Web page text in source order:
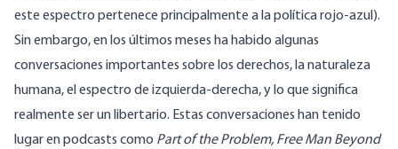
este espectro pertenece principalmente a la política rojo-azul).
Sin embargo, en los últimos meses ha habido algunas
conversaciones importantes sobre los derechos, la naturaleza
humana, el espectro de izquierda-derecha, y lo que significa
realmente ser un libertario. Estas conversaciones han tenido
lugar en podcasts como Part of the Problem, Free Man Beyond